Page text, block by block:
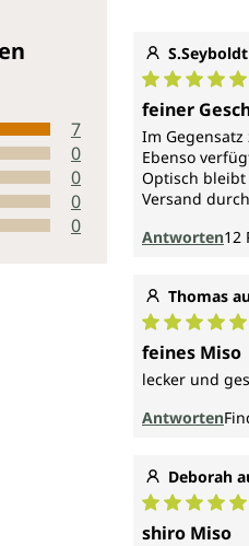
7
0
0
0
0
feiner
Im
Ebenso
Optisch
Versand
Antworten12
Thomas
feines Miso
lecker und
Antworten
Deborah
shiro Miso